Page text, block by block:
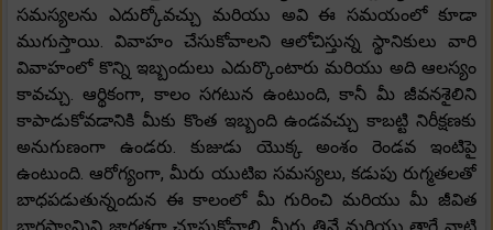
సమస్యలను ఎదుర్కోవచ్చు మరియు అవి ఈ సమయంలో కూడా
ముగుస్తాయి. వివాహం చేసుకోవాలని ఆలోచిస్తున్న స్థానికులు వారి
వివాహంలో కొన్ని ఇబ్బందులు ఎదుర్కొంటారు మరియు అది ఆలస్యం
కావచ్చు. ఆర్థికంగా, కాలం సగటున ఉంటుంది, కానీ మీ జీవనశైలిని
కాపాడుకోవడానికి మీకు కొంత ఇబ్బంది ఉండవచ్చు కాబట్టి నిరీక్షణకు
అనుగుణంగా ఉండరు. కుజుడు యొక్క అంశం రెండవ ఇంటిపై
ఉంటుంది. ఆరోగ్యంగా, మీరు యుటిఐ సమస్యలు, కడుపు రుగ్మతలతో
బాధపడుతున్నందున ఈ కాలంలో మీ గురించి మరియు మీ జీవిత